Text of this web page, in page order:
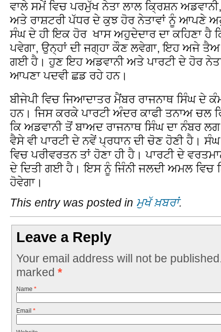
ਵਾਲੇ ਸਮੇਂ ਵਿਚ ਪਰਮੁੱਖ ਨੇਤਾ ਲਾਲ ਕ੍ਰਿਸ਼ਨ
ਅਤੇ ਰਾਸ਼ਟਰੀ ਪੱਧਰ ਦੇ ਕੁਝ ਹੋਰ ਨੇਤਾਵਾਂ ਨੂੰ ਆਪਣੇ
ਸੰਘ ਦੇ ਹੀ ਇਕ ਹੋਰ ਖਾਸ ਅਹੁਦੇਦਾਰ ਦਾ ਕਹਿਣਾ ਹੈ
ਪਵੇਗਾ, ਉਨ੍ਹਾਂ ਦੀ ਜਗ੍ਹਾ ਕੌਣ ਲਵੇਗਾ, ਇਹ ਅਜੇ ਤੈਅ
ਗਈ ਹੈ। ਹੁਣ ਇਹ ਅਡਵਾਨੀ ਅਤੇ ਪਾਰਟੀ ਦੇ ਹੋਰ
ਆਪਣਾ ਪਦਵੀ ਛਡ ਰਹੇ ਹਨ।
ਬੀਜੇਪੀ ਵਿਚ ਜਿਆਦਾਤਰ ਮੈਂਬਰ ਰਾਜਨਾਥ ਸਿੰਘ ਦੇ
ਹਨ। ਜਿਸ ਕਰਕੇ ਪਾਰਟੀ ਅੰਦਰ ਕਾਫੀ ਤਨਾਅ ਚਲ
ਕਿ ਅਡਵਾਨੀ ਤੋਂ ਬਾਅਦ ਰਾਜਨਾਥ ਸਿੰਘ ਦਾ ਨੰਬਰ
ਵੈਸੇ ਵੀ ਪਾਰਟੀ ਦੇ ਨਵੇਂ ਪ੍ਰਧਾਨ ਦੀ ਚੋਣ ਹੋਣੀ ਹੈ। ਸੰਘ
ਵਿਚ ਪਰੀਵਰਤਨ ਤਾਂ ਹੋਣਾ ਹੀ ਹੈ। ਪਾਰਟੀ ਦੇ
ਦੇ ਦਿਤੀ ਗਈ ਹੈ। ਇਸ ਨੂੰ ਜਿੰਨੀ ਜਲਦੀ ਅਮਲ ਵਿਚ
ਹੋਵੇਗਾ।
This entry was posted in ਮੁਖੱ ਖ਼ਬਰਾਂ.
Leave a Reply
Your email address will not be
marked *
Name *
Email *